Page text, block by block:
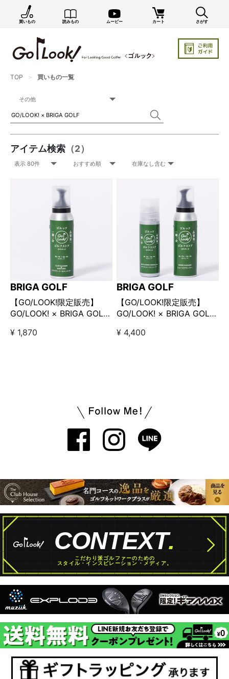
買いもの 読みもの ムービー カート さがす
TOP 買いもの一覧
アイテム検索 （2）
BRIGA GOLF
【GO/LOOK!限定販売】
GO/LOOK! × BRIGA GOLF
イザー
¥ 1,870
BRIGA GOLF
【GO/LOOK!限定販売】
GO/LOOK! × BRIGA GOLF
レイ・セット“
¥ 4,400